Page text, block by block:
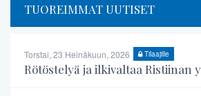
TUOREIMMAT UUTISET
Torstai, 23 Heinäkuun, 2026 Tilaajille
Rötöstelyä ja ilkivaltaa Ristiinan